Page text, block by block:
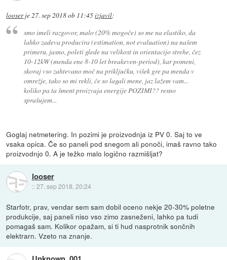
looserje27. sep 2018 ob 11:45izjavil:
smo imeli razgovor, malo (20% mogoče) so me na elastiko, da
lahko zadeva producira (estimation, not evaluation) na našem
primeru, jasno, poleti glede na velikost in orientacijo strehe, čez
10-12kW (menda ene 8-10 let breakeven-period), kar pomeni,
skoraj vso zahtevano moč na priključku, višek gre pa menda v
omrežje, tako so mi rekli, če so lagali mene, jaz lažem vam...
koliko pa ta šment proizvaja energije POZIMI?? resno
sprašujem...
Goglaj netmetering. In pozimi je proizvodnja iz PV 0. Saj to ve
vsaka opica. Če so paneli pod snegom ali ponoči, imaš ravno tako
proizvodnjo 0. A je težko malo logično razmišljat?
looser
::27. sep 2018, 20:24
Starfotr, prav, vendar sem sam dobil oceno nekje 20-30% poletne
produkcije, saj paneli niso vso zimo zasneženi, lahko pa tudi
pomagaš sam. Kolikor opažam, si ti hud nasprotnik sončnih
elektrarn. Vzeto na znanje.